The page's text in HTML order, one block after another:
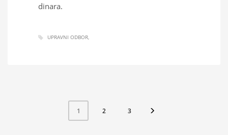
dinara.
UPRAVNI ODBOR
1 2 3